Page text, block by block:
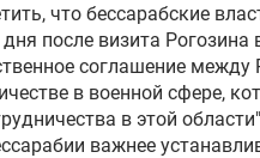
что бессарабские
после визита
соглашение между
в военной сфере,
в этой
важнее